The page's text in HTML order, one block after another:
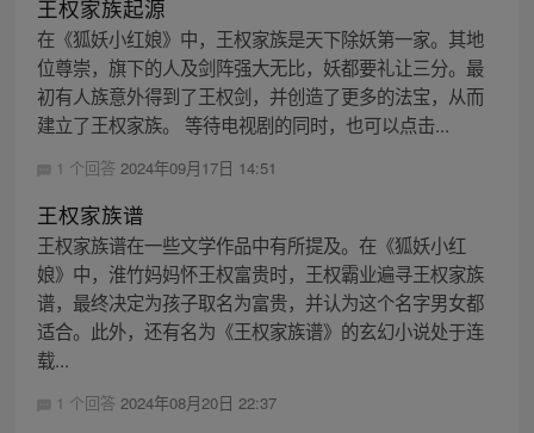
王权家族起源
在《狐妖小红娘》中，王权家族是天下除妖第一家。其地
位尊崇，旗下的人及剑阵强大无比，妖都要礼让三分。最
初有人族意外得到了王权剑，并创造了更多的法宝，从而
建立了王权家族。 等待电视剧的同时，也可以点击...
1 个回答 2024年09月17日 14:51
王权家族谱
王权家族谱在一些文学作品中有所提及。在《狐妖小红
娘》中，淮竹妈妈怀王权富贵时，王权霸业遍寻王权家族
谱，最终决定为孩子取名为富贵，并认为这个名字男女都
适合。此外，还有名为《王权家族谱》的玄幻小说处于连
载...
1 个回答 2024年08月20日 22:37